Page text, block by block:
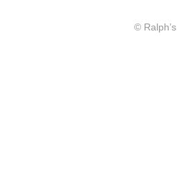
© Ralph’s